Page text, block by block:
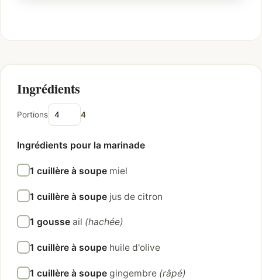
Ingrédients
Portions 4
Ingrédients pour la marinade
1 cuillère à soupe miel
1 cuillère à soupe jus de citron
1 gousse ail (hachée)
1 cuillère à soupe huile d'olive
1 cuillère à soupe gingembre (râpé)